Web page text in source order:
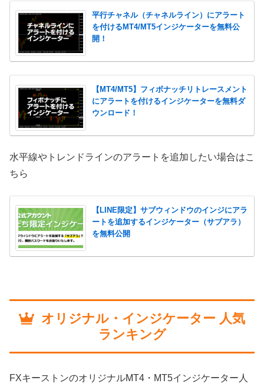
平行チャネル（チャネルライン）にアラート
を付けるMT4/MT5インジケーターを無料公
開！
【MT4/MT5】フィボナッチリトレースメント
にアラートを付けるインジケーターを無料ダ
ウンロード！
水平線やトレンドラインのアラートを追加したい場合はこ
ちら
【LINE限定】サブウィンドウのインジにアラ
ートを追加するインジケーター（サブアラ）
を無料公開
オリジナル・インジケーター 人気
ランキング
FXキーストンのオリジナルMT4・MT5インジケーター人